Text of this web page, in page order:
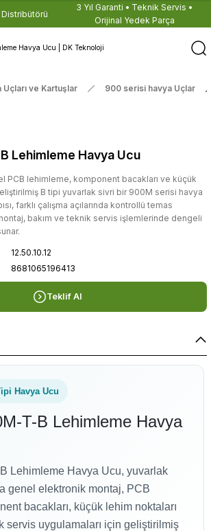
3 Yıl Garanti • Teknik Servis •
Orijinal Yedek Parça
Uçları ve Kartuşlar 900 serisi havya Uçlar
Lehimleme Havya Ucu
PCB lehimleme, komponent bacakları ve küçük
B tipi yuvarlak sivri bir 900M serisi havya
farklı çalışma açılarında kontrollü temas
bakım ve teknik servis işlemlerinde dengeli
12.50.10.12
8681065196413
Teklif Al
Havya Ucu
T-B Lehimleme Havya
Lehimleme Havya Ucu, yuvarlak
genel elektronik montaj, PCB
bacakları, küçük lehim noktaları
servis uygulamaları için geliştirilmiş